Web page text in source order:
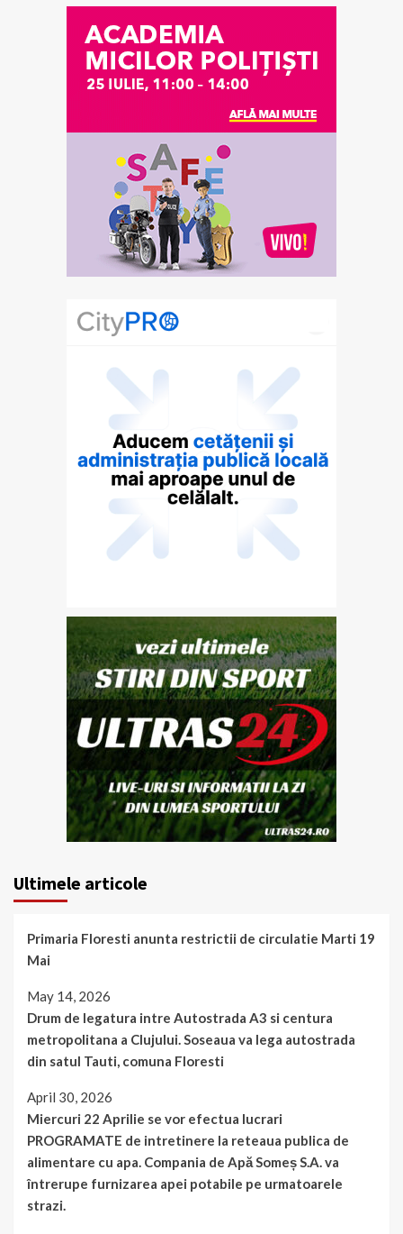
Ultimele articole
Primaria Floresti anunta restrictii de circulatie Marti 19
Mai
May 14, 2026
Drum de legatura intre Autostrada A3 si centura
metropolitana a Clujului. Soseaua va lega autostrada
din satul Tauti, comuna Floresti
April 30, 2026
Miercuri 22 Aprilie se vor efectua lucrari
PROGRAMATE de intretinere la reteaua publica de
alimentare cu apa. Compania de Apă Someș S.A. va
întrerupe furnizarea apei potabile pe urmatoarele
strazi.